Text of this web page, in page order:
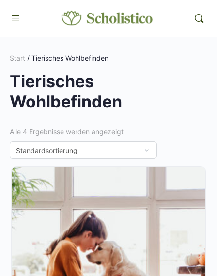
Start / Tierisches Wohlbefinden
Tierisches
Wohlbefinden
Alle 4 Ergebnisse werden angezeigt